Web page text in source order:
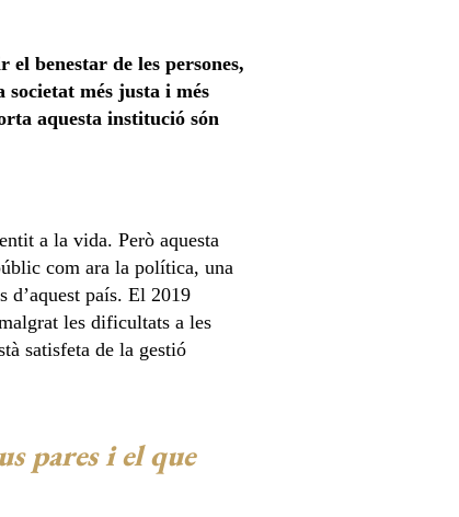
benestar de les persones,
més justa i més
aquesta institució són
a la vida. Però aquesta
com ara la política, una
país. El 2019
les dificultats a les
satisfeta de la gestió
pares i el que